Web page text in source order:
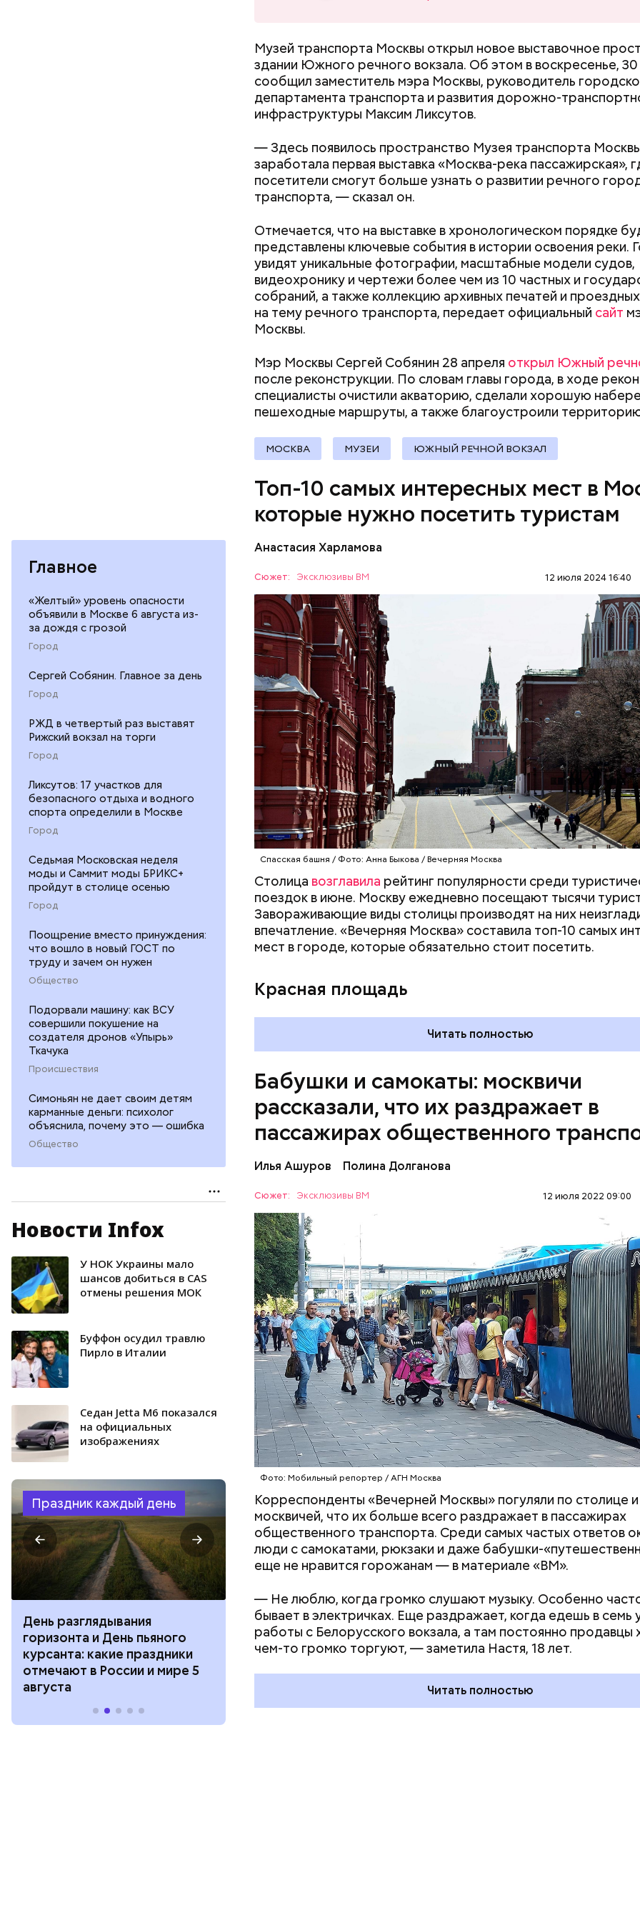
Главное
«Желтый» уровень опасности
объявили в Москве 6 августа из-
за дождя с грозой
Город
Сергей Собянин. Главное за день
Город
РЖД в четвертый раз выставят
Рижский вокзал на торги
Город
Ликсутов: 17 участков для
безопасного отдыха и водного
спорта определили в Москве
Город
Седьмая Московская неделя
моды и Саммит моды БРИКС+
пройдут в столице осенью
Город
Поощрение вместо принуждения:
что вошло в новый ГОСТ по
труду и зачем он нужен
Общество
Подорвали машину: как ВСУ
совершили покушение на
создателя дронов «Упырь»
Ткачука
Происшествия
Симоньян не дает своим детям
карманные деньги: психолог
объяснила, почему это — ошибка
Общество
Новости Infox
У НОК Украины мало
шансов добиться в CAS
отмены решения МОК
Буффон осудил травлю
Пирло в Италии
Седан Jetta M6 показался
на официальных
изображениях
Праздник каждый день
День разглядывания
горизонта и День пьяного
курсанта: какие праздники
отмечают в России и мире 5
августа
День качания на качелях и
День шампанского: какие
праздники отмечают в России
и мире 4 августа
День арбуза и День поцелуев
с зеркалом: какие праздники
отмечают в России и мире 3
августа
Музей транспорта Москвы открыл новое выставочное
здании Южного речного вокзала. Об этом в воскресенье, 30
сообщил заместитель мэра Москвы, руководитель
департамента транспорта и развития дорожно-
инфраструктуры Максим Ликсутов.
— Здесь появилось пространство Музея транспорта
заработала первая выставка «Москва-река пассажирская»,
посетители смогут больше узнать о развитии речного
транспорта, — сказал он.
Отмечается, что на выставке в хронологическом порядке
представлены ключевые события в истории освоения реки.
увидят уникальные фотографии, масштабные модели судов,
видеохронику и чертежи более чем из 10 частных и
собраний, а также коллекцию архивных печатей и
на тему речного транспорта, передает официальный сайт
Москвы.
Мэр Москвы Сергей Собянин 28 апреля открыл Южный
после реконструкции. По словам главы города, в ходе
специалисты очистили акваторию, сделали хорошую
пешеходные маршруты, а также благоустроили
МОСКВА МУЗЕИ ЮЖНЫЙ РЕЧНОЙ ВОКЗАЛ
Топ-10 самых интересных мест в
которые нужно посетить туристам
Анастасия Харламова
Сюжет: Эксклюзивы ВМ 12 июля 2024 16:40
Спасская башня / Фото: Анна Быкова / Вечерняя Москва
Столица возглавила рейтинг популярности среди
поездок в июне. Москву ежедневно посещают тысячи
Завораживающие виды столицы производят на них
впечатление. «Вечерняя Москва» составила топ-10 самых
мест в городе, которые обязательно стоит посетить.
Красная площадь
Красная площадь считается главной
столицы. Все туристы в первую очередь стремятся именно
чтобы увидеть Московский Кремль, Собор Василия
Мавзолей. Красная площадь — это символ не только
России. С ней связана огромная часть истории нашей
году комплекс Московского Кремля и Красной площади
в состав списка Всемирного культурного наследия
Мавзолей
Читать полностью
ОТДЫХ МОСКВА
Бабушки и самокаты: москвичи
рассказали, что их раздражает в
пассажирах общественного
Илья Ашуров Полина Долганова
Сюжет: Эксклюзивы ВМ 12 июля 2022 09:00
Фото: Мобильный репортер / АГН Москва
Корреспонденты «Вечерней Москвы» погуляли по столице и
москвичей, что их больше всего раздражает в пассажирах
общественного транспорта. Среди самых частых ответов
люди с самокатами, рюкзаки и даже бабушки-
еще не нравится горожанам — в материале «ВМ».
— Не люблю, когда громко слушают музыку. Особенно
бывает в электричках. Еще раздражает, когда едешь в семь
работы с Белорусского вокзала, а там постоянно продавцы
чем-то громко торгуют, — заметила Настя, 18 лет.
— Рюкзаки большие прямо бесит, когда не снимают. Если
пик, обязательно тебя чем-нибудь заденут, — сказала
лет.
— Вот меня очень раздражает, когда пытаешься выйти из
метро, а люди стоят прямо по центру в дверях. И приходится
толкать, а они не дают тебе пройти, что очень бестактно, —
пожаловался Игорь, 55 лет.
эскалатора». А никто не занимает! И из-за этого образуется
очередь. И если опаздываешь, то идешь по этому огромному
эскалатору очень-очень долго, — поделился Андрей, 19 лет.
— А меня ужасно раздражает, когда пассажиры смотрят
слушают музыку без наушников, — отметила Дарья, 24 года.
Читать полностью
ТРАНСПОРТ ПАССАЖИРЫ МОСКВА
Как поменять батареи дома и
не получить штраф
Как получить до
рублей от
трудной